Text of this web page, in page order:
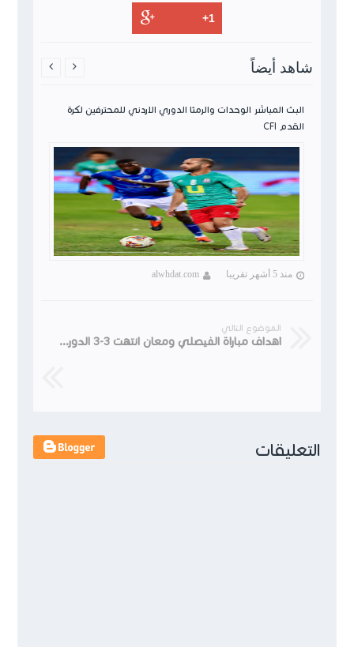
شاهد أيضاً
البث المباشر الوحدات والرمثا الدوري الاردني للمحترفين لكرة
القدم CFI
منذ 5 أشهر تقريبا alwhdat.com
 
الموضوع التالي
اهداف مباراة الفيصلي ومعان انتهت 3-3 الدوري الأردني 2022
التعليقات